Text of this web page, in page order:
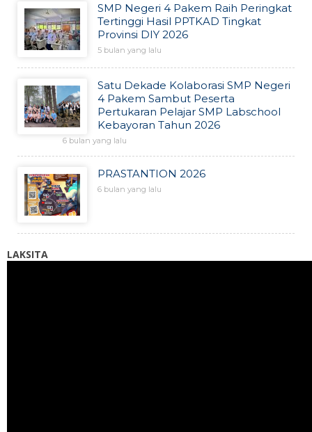
SMP Negeri 4 Pakem Raih Peringkat
Tertinggi Hasil PPTKAD Tingkat
Provinsi DIY 2026
5 bulan yang lalu
Satu Dekade Kolaborasi SMP Negeri
4 Pakem Sambut Peserta
Pertukaran Pelajar SMP Labschool
Kebayoran Tahun 2026
6 bulan yang lalu
PRASTANTION 2026
6 bulan yang lalu
LAKSITA